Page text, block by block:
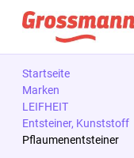
Startseite
Marken
LEIFHEIT
Entsteiner, Kunststoff
Pflaumenentsteiner